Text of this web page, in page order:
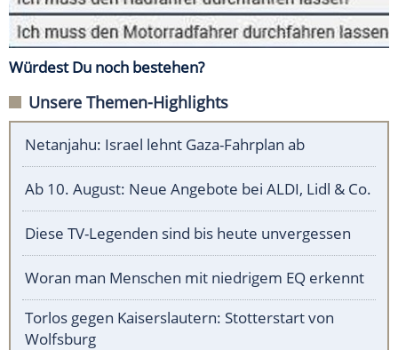
Würdest Du noch bestehen?
Unsere Themen-Highlights
Netanjahu: Israel lehnt Gaza-Fahrplan ab
Ab 10. August: Neue Angebote bei ALDI, Lidl & Co.
Diese TV-Legenden sind bis heute unvergessen
Woran man Menschen mit niedrigem EQ erkennt
Torlos gegen Kaiserslautern: Stotterstart von
Wolfsburg